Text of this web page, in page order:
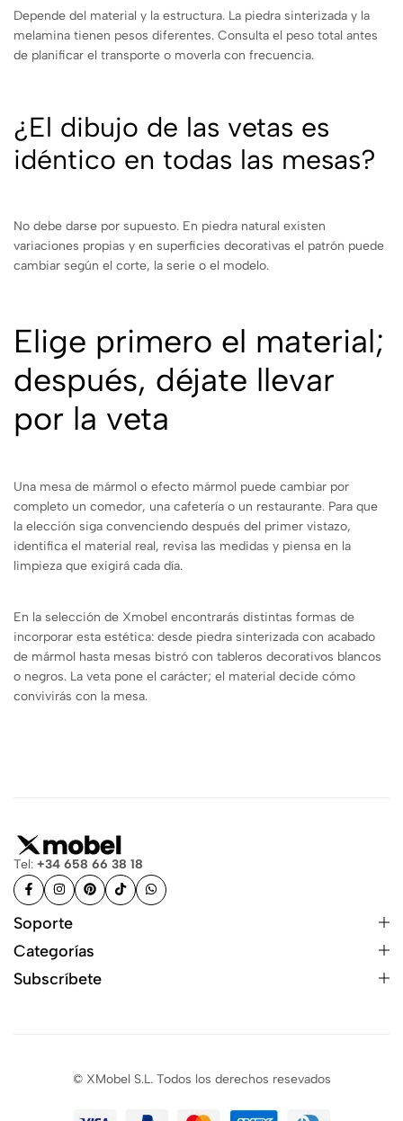
Depende del material y la estructura. La piedra sinterizada y la
melamina tienen pesos diferentes. Consulta el peso total antes
de planificar el transporte o moverla con frecuencia.
¿El dibujo de las vetas es
idéntico en todas las mesas?
No debe darse por supuesto. En piedra natural existen
variaciones propias y en superficies decorativas el patrón puede
cambiar según el corte, la serie o el modelo.
Elige primero el material;
después, déjate llevar
por la veta
Una mesa de mármol o efecto mármol puede cambiar por
completo un comedor, una cafetería o un restaurante. Para que
la elección siga convenciendo después del primer vistazo,
identifica el material real, revisa las medidas y piensa en la
limpieza que exigirá cada día.
En la selección de Xmobel encontrarás distintas formas de
incorporar esta estética: desde piedra sinterizada con acabado
de mármol hasta mesas bistró con tableros decorativos blancos
o negros. La veta pone el carácter; el material decide cómo
convivirás con la mesa.
Tel: +34 658 66 38 18
Soporte
Categorías
Subscríbete
© XMobel S.L. Todos los derechos resevados